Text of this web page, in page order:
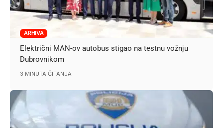
ARHIVA
Električni MAN-ov autobus stigao na testnu vožnju
Dubrovnikom
3 MINUTA ČITANJA